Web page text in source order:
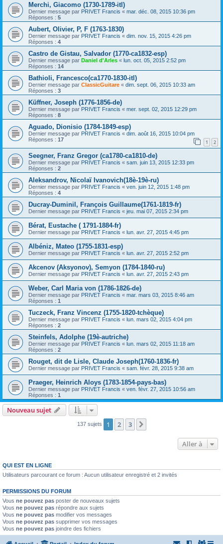
Merchi, Giacomo (1730-1789-itl)
Dernier message par PRIVET Francis « mar. déc. 08, 2015 10:36 pm
Réponses : 5
Aubert, Olivier, P, F (1763-1830)
Dernier message par PRIVET Francis « dim. nov. 15, 2015 4:26 pm
Réponses : 4
Castro de Gistau, Salvador (1770-ca1832-esp)
Dernier message par Daniel d'Arles « lun. oct. 05, 2015 2:52 pm
Réponses : 14
Bathioli, Francesco(ca1770-1830-itl)
Dernier message par ClassicGuitare « dim. sept. 06, 2015 10:33 am
Réponses : 3
Küffner, Joseph (1776-1856-de)
Dernier message par PRIVET Francis « mer. sept. 02, 2015 12:29 pm
Réponses : 8
Aguado, Dionisio (1784-1849-esp)
Dernier message par PRIVET Francis « dim. août 16, 2015 10:04 pm
Réponses : 17 1 2
Seegner, Franz Gregor (ca1780-ca1810-de)
Dernier message par PRIVET Francis « sam. juin 13, 2015 12:33 pm
Réponses : 2
Aleksandrov, Nicolaï Ivanovich(18è-19è-ru)
Dernier message par PRIVET Francis « ven. juin 12, 2015 1:48 pm
Réponses : 4
Ducray-Duminil, François Guillaume(1761-1819-fr)
Dernier message par PRIVET Francis « jeu. mai 07, 2015 2:34 pm
Bérat, Eustache ( 1791-1884-fr)
Dernier message par PRIVET Francis « lun. avr. 27, 2015 4:45 pm
Albéniz, Mateo (1755-1831-esp)
Dernier message par PRIVET Francis « lun. avr. 27, 2015 2:52 pm
Akcenov (Aksyonov), Semyon (1784-1840-ru)
Dernier message par PRIVET Francis « lun. avr. 27, 2015 2:43 pm
Weber, Carl Maria von (1786-1826-de)
Dernier message par PRIVET Francis « mar. mars 03, 2015 8:46 am
Réponses : 1
Tuczeck, Franz Vincenz (1755-1820-tchèque)
Dernier message par PRIVET Francis « lun. mars 02, 2015 4:04 pm
Réponses : 2
Steinfels, Adolphe (19è-autriche)
Dernier message par PRIVET Francis « lun. mars 02, 2015 11:18 am
Réponses : 2
Rouget, dit de Lisle, Claude Joseph(1760-1836-fr)
Dernier message par PRIVET Francis « sam. févr. 28, 2015 9:38 am
Praeger, Heinrich Aloys (1783-1854-pays-bas)
Dernier message par PRIVET Francis « ven. févr. 27, 2015 10:56 am
Réponses : 1
Nouveau sujet
137 sujets 1 2 3
Aller à
QUI EST EN LIGNE
Utilisateurs parcourant ce forum : Aucun utilisateur enregistré et 2 invités
PERMISSIONS DU FORUM
Vous ne pouvez pas poster de nouveaux sujets
Vous ne pouvez pas répondre aux sujets
Vous ne pouvez pas modifier vos messages
Vous ne pouvez pas supprimer vos messages
Vous ne pouvez pas joindre des fichiers